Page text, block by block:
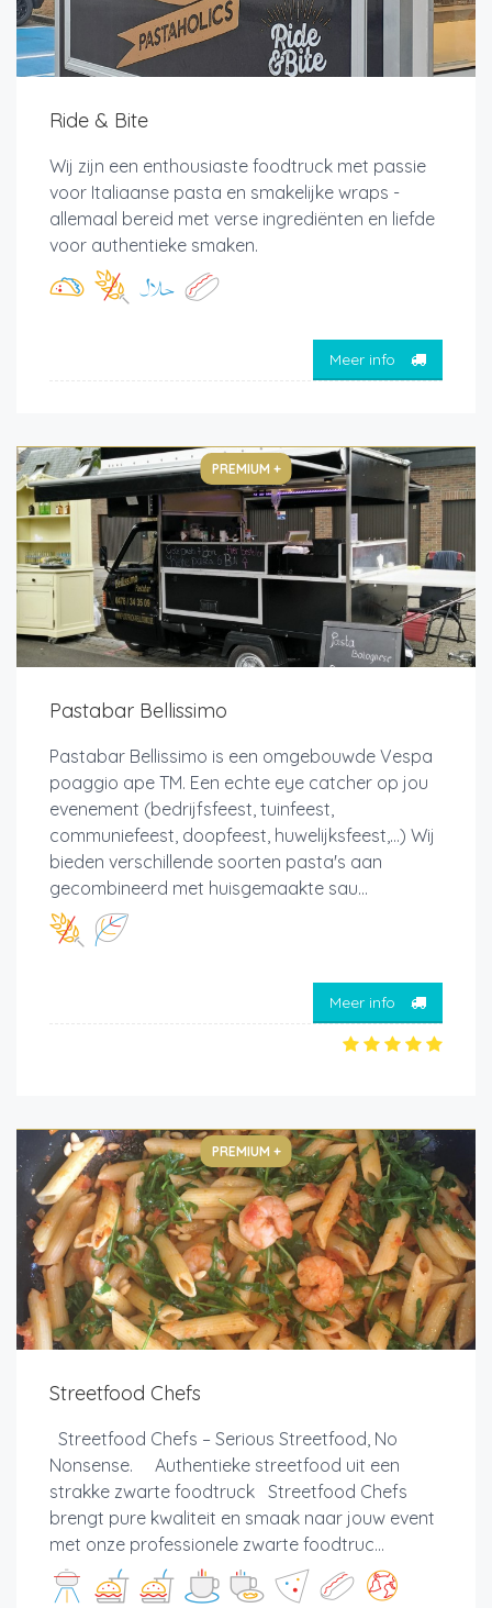
Ride & Bite
Wij zijn een enthousiaste foodtruck met passie
voor Italiaanse pasta en smakelijke wraps -
allemaal bereid met verse ingrediënten en liefde
voor authentieke smaken.
Meer info
PREMIUM +
Pastabar Bellissimo
Pastabar Bellissimo is een omgebouwde Vespa
poaggio ape TM. Een echte eye catcher op jou
evenement (bedrijfsfeest, tuinfeest,
communiefeest, doopfeest, huwelijksfeest,...) Wij
bieden verschillende soorten pasta's aan
gecombineerd met huisgemaakte sau...
Meer info
PREMIUM +
Streetfood Chefs
Streetfood Chefs – Serious Streetfood, No
Nonsense. Authentieke streetfood uit een
strakke zwarte foodtruck Streetfood Chefs
brengt pure kwaliteit en smaak naar jouw event
met onze professionele zwarte foodtruc...